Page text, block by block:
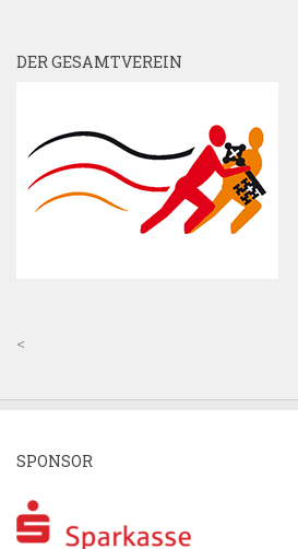
DER GESAMTVEREIN
<
SPONSOR